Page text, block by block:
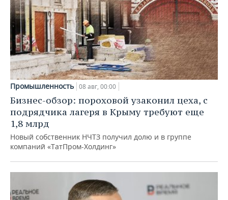
Промышленность 08 авг, 00:00
Бизнес-обзор: пороховой узаконил цеха, с
подрядчика лагеря в Крыму требуют еще
1,8 млрд
Новый собственник НЧТЗ получил долю и в группе
компаний «ТатПром-Холдинг»